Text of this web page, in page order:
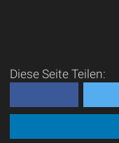
Diese Seite Teilen: